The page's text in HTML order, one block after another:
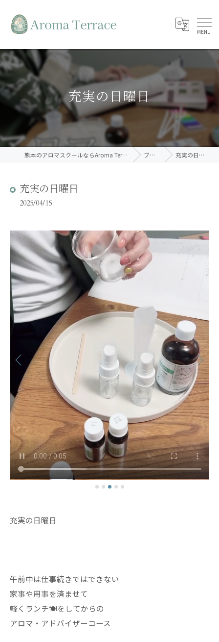
充実の日曜日
熊本のアロマスクールならAroma Terrace ブログ 充実の日曜日
充実の日曜日
2025/04/15
充実の日曜日
午前中は仕事続きではできない
家事や用事を済ませて
軽くランチ🍽️をしてからの
アロマ・アドバイザーコース